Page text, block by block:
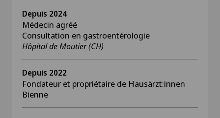
Depuis 2024
Médecin agréé
Consultation en gastroentérologie
Hôpital de Moutier (CH)
Depuis 2022
Fondateur et propriétaire de Hausärzt:innen
Bienne